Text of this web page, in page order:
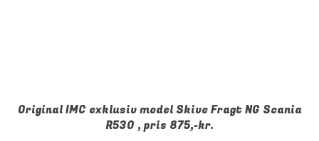
Original IMC exklusiv model Skive Fragt NG Scania
R530 , pris 875,-kr.